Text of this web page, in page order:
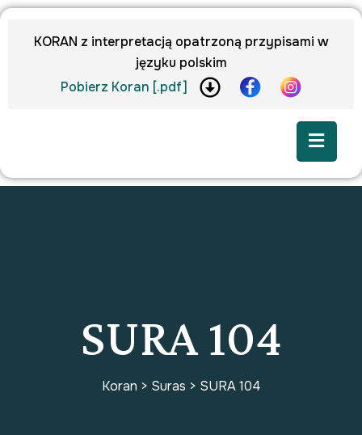
KORAN z interpretacją opatrzoną przypisami w
języku polskim
Pobierz Koran [.pdf]
SURA 104
Koran > Suras > SURA 104